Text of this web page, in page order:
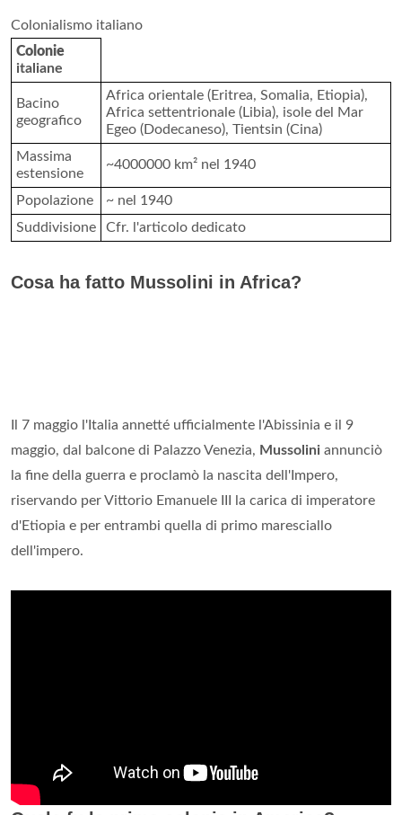
Colonialismo italiano
Colonie
italiane
Bacino
geografico
Africa orientale (Eritrea, Somalia, Etiopia),
Africa settentrionale (Libia), isole del Mar
Egeo (Dodecaneso), Tientsin (Cina)
Massima
estensione
~4000000 km² nel 1940
Popolazione
~ nel 1940
Suddivisione
Cfr. l'articolo dedicato
Cosa ha fatto Mussolini in Africa?
Il 7 maggio l'Italia annetté ufficialmente l'Abissinia e il 9
maggio, dal balcone di Palazzo Venezia, Mussolini annunciò
la fine della guerra e proclamò la nascita dell'Impero,
riservando per Vittorio Emanuele III la carica di imperatore
d'Etiopia e per entrambi quella di primo maresciallo
dell'impero.